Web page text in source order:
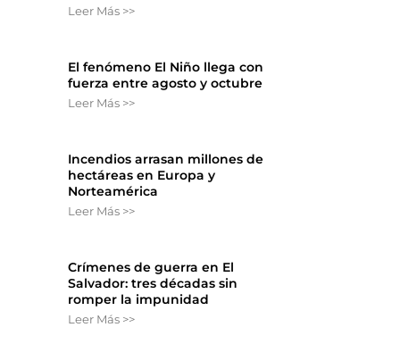
Leer Más >>
El fenómeno El Niño llega con
fuerza entre agosto y octubre
Leer Más >>
Incendios arrasan millones de
hectáreas en Europa y
Norteamérica
Leer Más >>
Crímenes de guerra en El
Salvador: tres décadas sin
romper la impunidad
Leer Más >>